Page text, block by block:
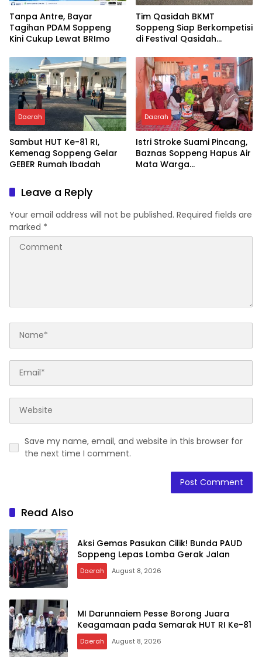
Tanpa Antre, Bayar
Tagihan PDAM Soppeng
Kini Cukup Lewat BRImo
Tim Qasidah BKMT
Soppeng Siap Berkompetisi
di Festival Qasidah
Daerah
Sambut HUT Ke-81 RI,
Kemenag Soppeng Gelar
GEBER Rumah Ibadah
Daerah
Istri Stroke Suami Pincang,
Baznas Soppeng Hapus Air
Mata Warga
Leave a Reply
Your email address will not be published. Required fields are
marked *
Save my name, email, and website in this browser for
the next time I comment.
Read Also
Aksi Gemas Pasukan Cilik! Bunda PAUD
Soppeng Lepas Lomba Gerak Jalan
Daerah August 8, 2026
MI Darunnaiem Pesse Borong Juara
Keagamaan pada Semarak HUT RI Ke-81
Daerah August 8, 2026